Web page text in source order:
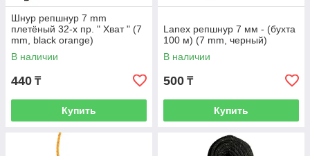
Шнур репшнур 7 mm
плетёный 32-х пр. " Хват " (7
mm, black orange)
В наличии
440 ₸
Купить
Lanex репшнур 7 мм - (бухта
100 м) (7 mm, черный)
В наличии
500 ₸
Купить